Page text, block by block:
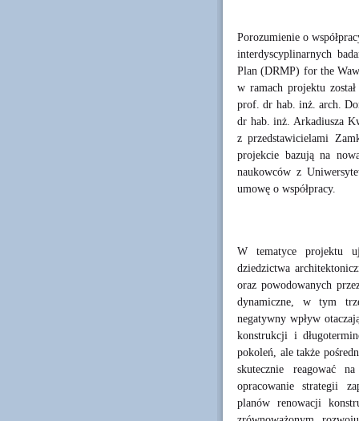
Porozumienie o
interdyscyplinarnych
Plan (DRMP) for the
w ramach projektu
prof. dr hab. inż. arch.
dr hab. inż. Arkadiusza
z przedstawicielami
projekcie bazują na
naukowców z
umowę o współpracy.
W tematyce projektu
dziedzictwa
oraz powodowanych
dynamiczne, w tym
negatywny wpływ
konstrukcji i
pokoleń, ale także
skutecznie reagować
opracowanie strategii
planów renowacji